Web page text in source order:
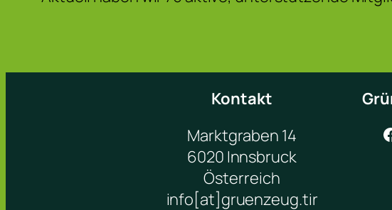
Kontakt
Marktgraben 14
6020 Innsbruck
Österreich
info[at]gruenzeug.tir
Facebook